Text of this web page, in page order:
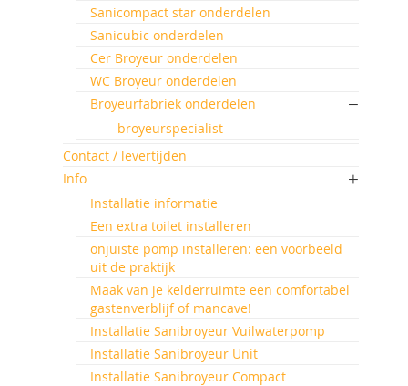
Sanicompact star onderdelen
Sanicubic onderdelen
Cer Broyeur onderdelen
WC Broyeur onderdelen
Broyeurfabriek onderdelen
broyeurspecialist
Contact / levertijden
Info
Installatie informatie
Een extra toilet installeren
onjuiste pomp installeren: een voorbeeld
uit de praktijk
Maak van je kelderruimte een comfortabel
gastenverblijf of mancave!
Installatie Sanibroyeur Vuilwaterpomp
Installatie Sanibroyeur Unit
Installatie Sanibroyeur Compact